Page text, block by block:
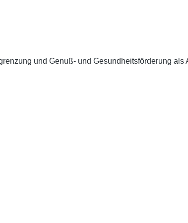
und Genuß- und Gesundheitsförderung als